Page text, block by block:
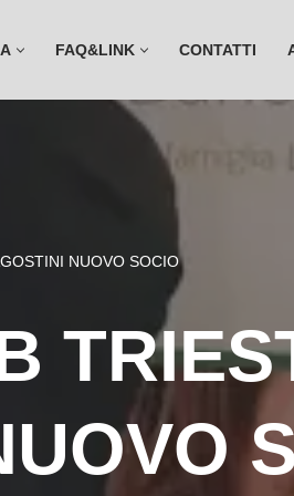
FAQ&LINK CONTATTI
NUOVO SOCIO